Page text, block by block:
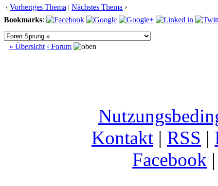
‹ Vorheriges Thema | Nächstes Thema ›
Bookmarks:
« Übersicht ‹ Forum
Kontakt | RSS |
Facebook